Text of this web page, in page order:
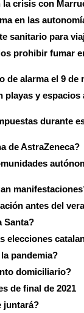
la crisis con
en las
sanitario para
prohibir fumar
de alarma el 9 de
playas y espacios
durante
de AstraZeneca?
antes del
Santa?
elecciones
pandemia?
domiciliario?
de final de 2021
juntará?